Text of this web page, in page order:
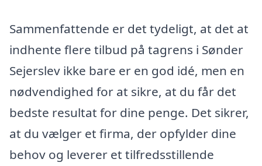
Sammenfattende er det tydeligt, at det at
indhente flere tilbud på tagrens i Sønder
Sejerslev ikke bare er en god idé, men en
nødvendighed for at sikre, at du får det
bedste resultat for dine penge. Det sikrer,
at du vælger et firma, der opfylder dine
behov og leverer et tilfredsstillende